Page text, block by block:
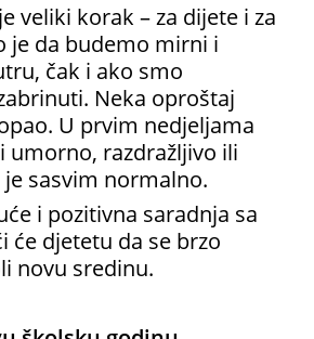
veliki korak – za dijete i za
je da budemo mirni i
čak i ako smo
Neka oproštaj
U prvim nedjeljama
umorno, razdražljivo ili
sasvim normalno.
i pozitivna saradnja sa
će djetetu da se brzo
novu sredinu.